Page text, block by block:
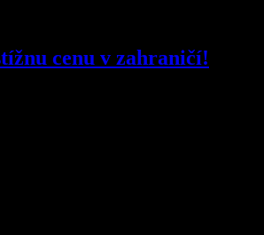
cenu v zahraničí!